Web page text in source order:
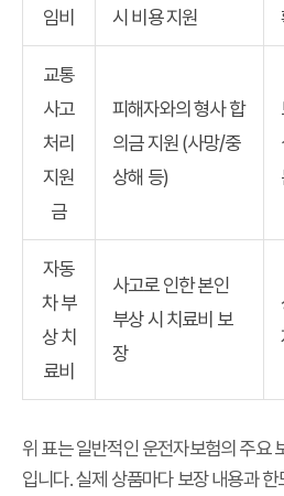
임비
시 비용 지원
교통
사고
처리
지원
금
피해자와의 형사 합
의금 지원 (사망/중
상해 등)
자동
차 부
상 치
료비
사고로 인한 본인
부상 시 치료비 보
장
위 표는 일반적인운전자보험의 주요
입니다. 실제 상품마다 보장 내용과 한